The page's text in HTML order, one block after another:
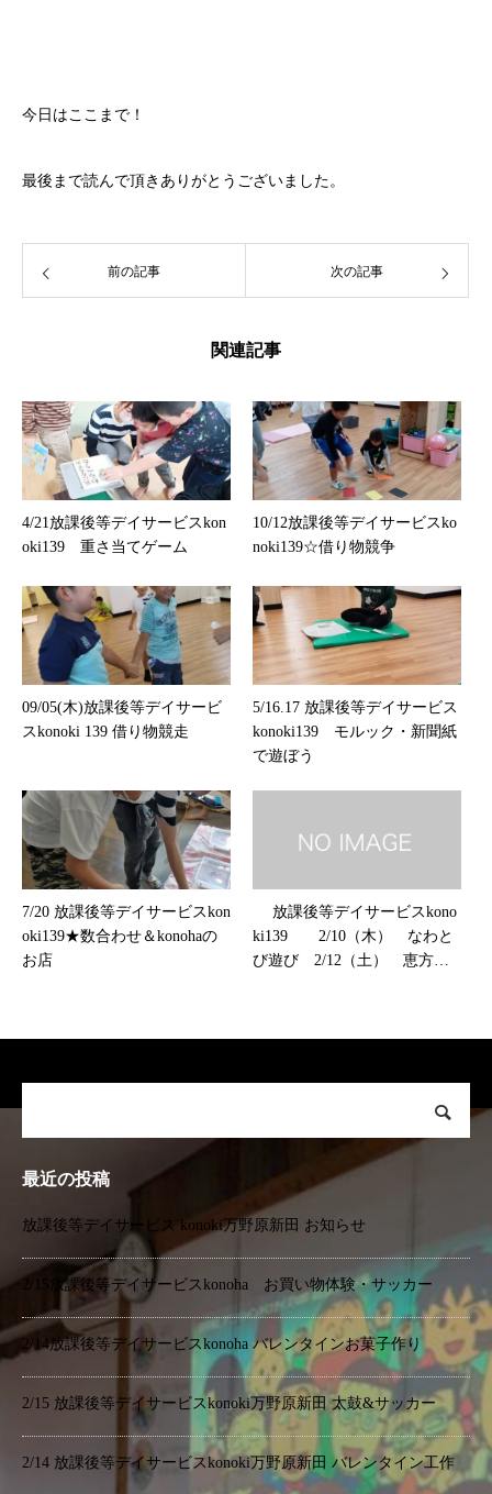
今日はここまで！
最後まで読んで頂きありがとうございました。
前の記事 次の記事
関連記事
4/21放課後等デイサービスkon
oki139 重さ当てゲーム
10/12放課後等デイサービスko
noki139☆借り物競争
09/05(木)放課後等デイサービ
スkonoki 139 借り物競走
5/16.17 放課後等デイサービス
konoki139 モルック・新聞紙
で遊ぼう
7/20 放課後等デイサービスkon
oki139★数合わせ＆konohaの
お店
放課後等デイサービスkono
ki139 2/10（木） なわと
び遊び 2/12（土） 恵方巻
最近の投稿
放課後等デイサービス konoki万野原新田 お知らせ
2/15放課後等デイサービスkonoha お買い物体験・サッカー
2/14放課後等デイサービスkonoha バレンタインお菓子作り
2/15 放課後等デイサービスkonoki万野原新田 太鼓&サッカー
2/14 放課後等デイサービスkonoki万野原新田 バレンタイン工作